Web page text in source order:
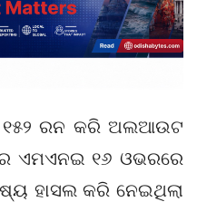
୧୫୨ ରନ କରି ଅଲଆଉଟ
ଏମଏନଇ ୧୬ ଓଭରରେ
ହାସଲ କରି ନେଇଥିଲା